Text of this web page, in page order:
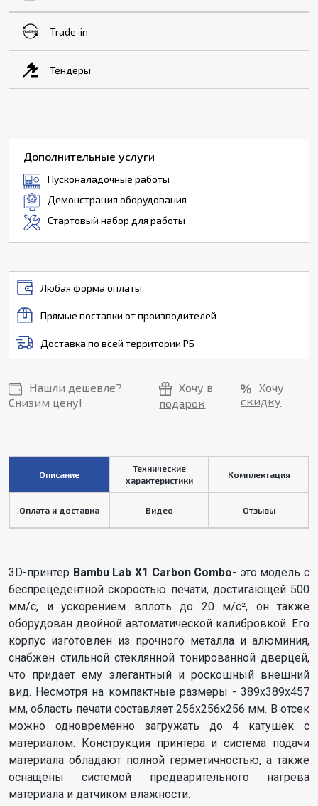
Trade-in
Тендеры
Дополнительные услуги
Пусконаладочные работы
Демонстрация оборудования
Стартовый набор для работы
Любая форма оплаты
Прямые поставки от производителей
Доставка по всей территории РБ
Нашли дешевле?
Снизим цену!
Хочу в
подарок
Хочу
скидку
Описание
Технические
характеристики
Комплектация
Оплата и доставка Видео Отзывы
3D-принтер Bambu Lab X1 Carbon Combo- это модель с
беспрецедентной скоростью печати, достигающей 500
мм/с, и ускорением вплоть до 20 м/с², он также
оборудован двойной автоматической калибровкой. Его
корпус изготовлен из прочного металла и алюминия,
снабжен стильной стеклянной тонированной дверцей,
что придает ему элегантный и роскошный внешний
вид. Несмотря на компактные размеры - 389х389х457
мм, область печати составляет 256х256х256 мм. В отсек
можно одновременно загружать до 4 катушек с
материалом. Конструкция принтера и система подачи
материала обладают полной герметичностью, а также
оснащены системой предварительного нагрева
материала и датчиком влажности.